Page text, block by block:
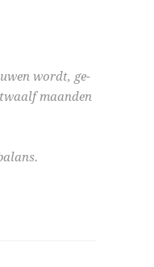
wordt, ge-
maanden